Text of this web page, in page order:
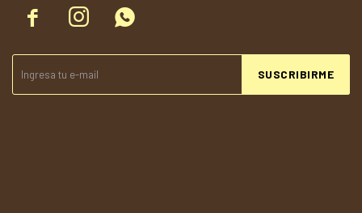
  
SUSCRIBIRME